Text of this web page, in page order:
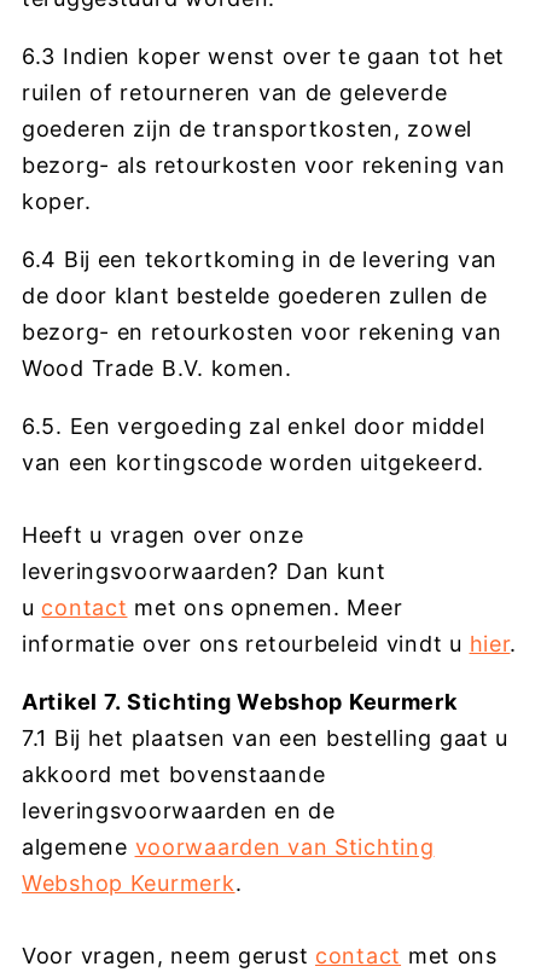
6.3 Indien koper wenst over te gaan tot het
ruilen of retourneren van de geleverde
goederen zijn de transportkosten, zowel
bezorg- als retourkosten voor rekening van
koper.
6.4 Bij een tekortkoming in de levering van
de door klant bestelde goederen zullen de
bezorg- en retourkosten voor rekening van
Wood Trade B.V. komen.
6.5. Een vergoeding zal enkel door middel
van een kortingscode worden uitgekeerd.
Heeft u vragen over onze
leveringsvoorwaarden? Dan kunt
u contact met ons opnemen. Meer
informatie over ons retourbeleid vindt u hier.
Artikel 7. Stichting Webshop Keurmerk
7.1 Bij het plaatsen van een bestelling gaat u
akkoord met bovenstaande
leveringsvoorwaarden en de
algemene voorwaarden van Stichting
Webshop Keurmerk.
Voor vragen, neem gerust contact met ons